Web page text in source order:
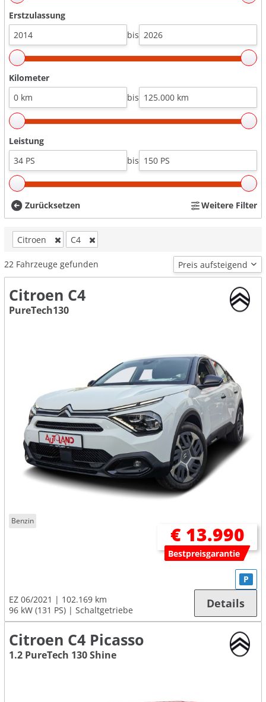
Erstzulassung
bis
Kilometer
bis
Leistung
bis
Zurücksetzen Weitere Filter
Citroen C4
22 Fahrzeuge gefunden
Citroen C4
PureTech130
Benzin
€ 13.990
Bestpreisgarantie
EZ 06/2021
102.169 km
96 kW (131 PS)
Schaltgetriebe
P
Details
Citroen C4 Picasso
1.2 PureTech 130 Shine